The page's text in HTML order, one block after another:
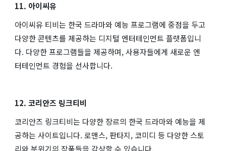
11. 아이씨유
아이씨유 티비는 한국 드라마와 예능 프로그램에 중점을 두고
다양한 콘텐츠를 제공하는 디지털 엔터테인먼트 플랫폼입니
다. 다양한 프로그램들을 제공하며, 사용자들에게 새로운 엔
터테인먼트 경험을 선사합니다.
12. 코리안즈 링크티비
코리안즈 링크티비는 다양한 장르의 한국 드라마와 예능을 제
공하는 사이트입니다. 로맨스, 판타지, 코미디 등 다양한 스토
리와 분위기의 작품들을 감상할 수 있습니다.